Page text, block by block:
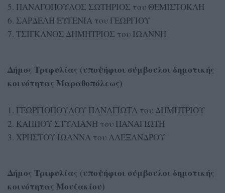
5. ΠΑΝΑΓΟΠΟΥΛΟΣ ΣΩΤΗΡΙΟΣ του ΘΕΜΙΣΤΟΚΛΗ
6. ΣΑΡΔΕΛΗ ΕΥΓΕΝΙΑ του ΓΕΩΡΓΙΟΥ
7. ΤΣΙΓΚΑΝΟΣ ΔΗΜΗΤΡΙΟΣ του ΙΩΑΝΝΗ
Δήμος Τριφυλίας (υποψήφιοι σύμβουλοι δημοτικής
κοινότητας Μαραθοπόλεως)
1. ΓΕΩΡΓΙΟΠΟΥΛΟΥ ΠΑΝΑΓΙΩΤΑ του ΔΗΜΗΤΡΙΟΥ
2. ΚΑΠΠΟΥ ΣΤΥΛΙΑΝΗ του ΠΑΝΑΓΙΩΤΗ
3. ΧΡΗΣΤΟΥ ΙΩΑΝΝΑ του ΑΛΕΞΑΝΔΡΟΥ
Δήμος Τριφυλίας (υποψήφιοι σύμβουλοι δημοτικής
κοινότητας Μουζακίου)